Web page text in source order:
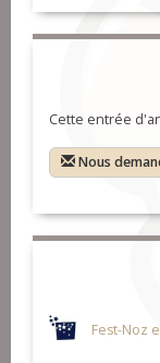
Cette entrée
Nous
Fest-Noz